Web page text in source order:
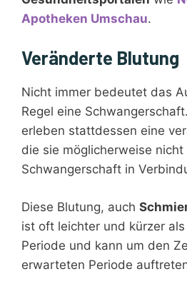
Apotheken Umschau.
Veränderte Blutung
Nicht immer bedeutet das
Regel eine
erleben stattdessen eine
die sie möglicherweise
Schwangerschaft in
Diese Blutung, auch
ist oft leichter und kürzer
Periode und kann um den
erwarteten Periode